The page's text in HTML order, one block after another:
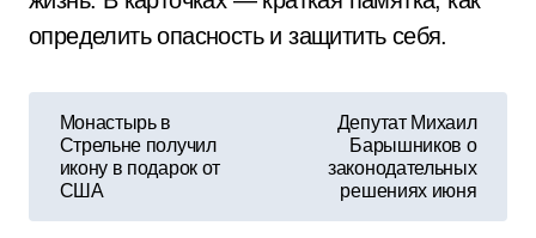
определить опасность и защитить себя.
в
Монастырь в
Стрельне получил
икону в подарок от
США
Депутат Михаил
Барышников о
законодательных
решениях июня